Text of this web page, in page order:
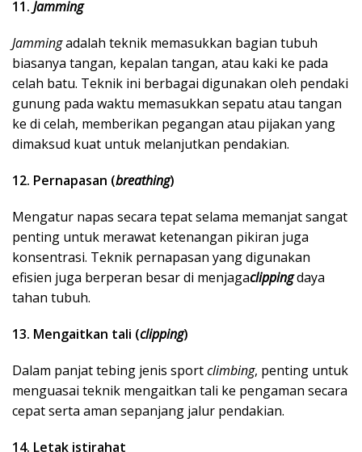
11. Jamming
Jammingadalah teknik memasukkan bagian tubuh
biasanya tangan, kepalan tangan, atau kaki ke pada
celah batu. Teknik ini berbagai digunakan oleh pendaki
gunung pada waktu memasukkan sepatu atau tangan
ke di celah, memberikan pegangan atau pijakan yang
dimaksud kuat untuk melanjutkan pendakian.
12. Pernapasan (breathing)
Mengatur napas secara tepat selama memanjat sangat
penting untuk merawat ketenangan pikiran juga
konsentrasi. Teknik pernapasan yang digunakan
efisien juga berperan besar di menjagaclippingdaya
tahan tubuh.
13. Mengaitkan tali (clipping)
Dalam panjat tebing jenis sportclimbing, penting untuk
menguasai teknik mengaitkan tali ke pengaman secara
cepat serta aman sepanjang jalur pendakian.
14. Letak istirahat